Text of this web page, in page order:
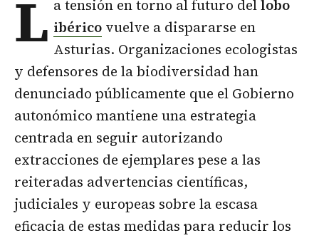
L a tensión en torno al futuro dellobo
ibérico vuelve a dispararse en
Asturias. Organizaciones ecologistas
y defensores de la biodiversidad han
denunciado públicamente que el Gobierno
autonómico mantiene una estrategia
centrada en seguir autorizando
extracciones de ejemplares pese a las
reiteradas advertencias científicas,
judiciales y europeas sobre la escasa
eficacia de estas medidas para reducir los